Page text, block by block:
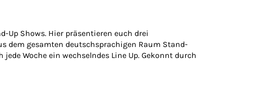
Up Shows. Hier präsentieren euch drei
dem gesamten deutschsprachigen Raum Stand-
Woche ein wechselndes Line Up. Gekonnt durch